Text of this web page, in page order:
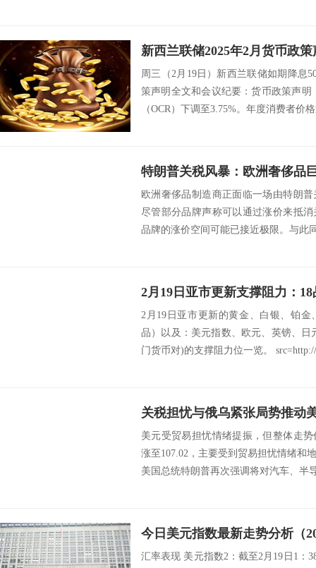
周三（2月19日）新西兰联储如期降息
策声明全文和会议纪要：货币政策声
（OCR）下调至3.75%。年度消费者价
欧洲奢侈品制造商正面临一场由特朗
尽管部分品牌声称可以通过涨价来抵
品牌的涨价空间可能已接近极限。与此
2月19日亚市更新的黄金、白银、铂
品）以及：美元指数、欧元、英镑、
门货币对)的支撑阻力位一览。
美元受贸易担忧情绪提振，但整体走
涨至107.02，主要受到贸易担忧情绪和
美国总统特朗普再次强调将对汽车、半
今日美元指数最新走势分析（
汇率表现 美元指数2：截至2月19日1：